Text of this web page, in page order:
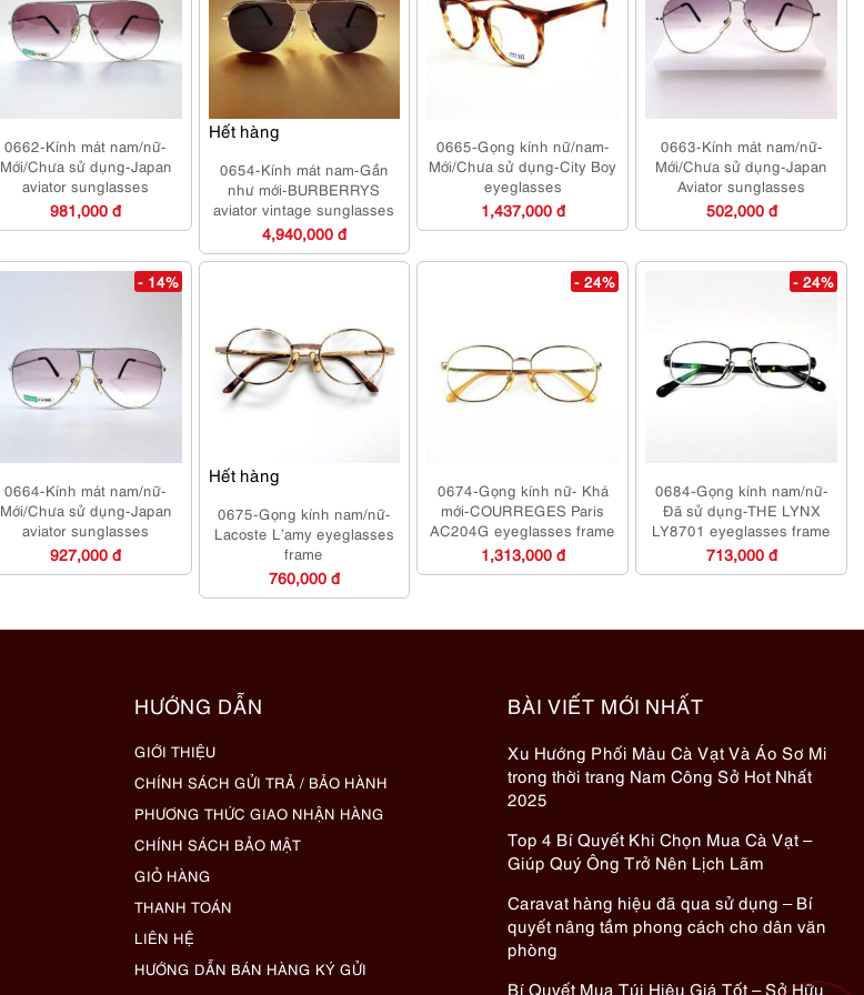
0662-Kính mát nam/nữ-
Mới/Chưa sử dụng-Japan
aviator sunglasses
981,000 đ
Hết hàng
0654-Kính mát nam-Gần
như mới-BURBERRYS
aviator vintage sunglasses
4,940,000 đ
0665-Gọng kính nữ/nam-
Mới/Chưa sử dụng-City Boy
eyeglasses
1,437,000 đ
0663-Kính mát nam/nữ-
Mới/Chưa sử dụng-Japan
Aviator sunglasses
502,000 đ
- 14%
0664-Kính mát nam/nữ-
Mới/Chưa sử dụng-Japan
aviator sunglasses
927,000 đ
Hết hàng
0675-Gọng kính nam/nữ-
Lacoste L’amy eyeglasses
frame
760,000 đ
- 24%
0674-Gọng kính nữ- Khá
mới-COURREGES Paris
AC204G eyeglasses frame
1,313,000 đ
- 24%
0684-Gọng kính nam/nữ-
Đã sử dụng-THE LYNX
LY8701 eyeglasses frame
713,000 đ
HƯỚNG DẪN
GIỚI THIỆU
CHÍNH SÁCH GỬI TRẢ / BẢO HÀNH
PHƯƠNG THỨC GIAO NHẬN HÀNG
CHÍNH SÁCH BẢO MẬT
GIỎ HÀNG
THANH TOÁN
LIÊN HỆ
HƯỚNG DẪN BÁN HÀNG KÝ GỬI
BÀI VIẾT MỚI NHẤT
Xu Hướng Phối Màu Cà Vạt Và Áo Sơ Mi
trong thời trang Nam Công Sở Hot Nhất
2025
Top 4 Bí Quyết Khi Chọn Mua Cà Vạt –
Giúp Quý Ông Trở Nên Lịch Lãm
Caravat hàng hiệu đã qua sử dụng – Bí
quyết nâng tầm phong cách cho dân văn
phòng
Bí Quyết Mua Túi Hiệu Giá Tốt – Sở Hữu